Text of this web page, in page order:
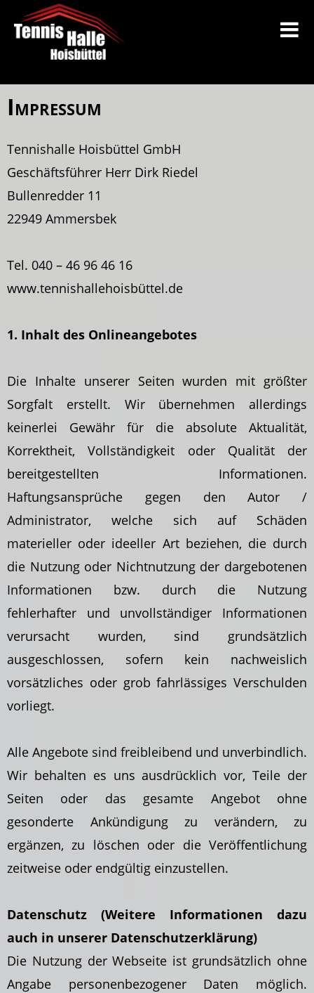
Impressum
Tennishalle Hoisbüttel GmbH
Geschäftsführer Herr Dirk Riedel
Bullenredder 11
22949 Ammersbek
Tel. 040 – 46 96 46 16
www.tennishallehoisbüttel.de
1. Inhalt des Onlineangebotes
Die Inhalte unserer Seiten wurden mit größter
Sorgfalt erstellt. Wir übernehmen allerdings
keinerlei Gewähr für die absolute Aktualität,
Korrektheit, Vollständigkeit oder Qualität der
bereitgestellten Informationen.
Haftungsansprüche gegen den Autor /
Administrator, welche sich auf Schäden
materieller oder ideeller Art beziehen, die durch
die Nutzung oder Nichtnutzung der dargebotenen
Informationen bzw. durch die Nutzung
fehlerhafter und unvollständiger Informationen
verursacht wurden, sind grundsätzlich
ausgeschlossen, sofern kein nachweislich
vorsätzliches oder grob fahrlässiges Verschulden
vorliegt.
Alle Angebote sind freibleibend und unverbindlich.
Wir behalten es uns ausdrücklich vor, Teile der
Seiten oder das gesamte Angebot ohne
gesonderte Ankündigung zu verändern, zu
ergänzen, zu löschen oder die Veröffentlichung
zeitweise oder endgültig einzustellen.
Datenschutz (Weitere Informationen dazu
auch in unserer Datenschutzerklärung)
Die Nutzung der Webseite ist grundsätzlich ohne
Angabe personenbezogener Daten möglich.